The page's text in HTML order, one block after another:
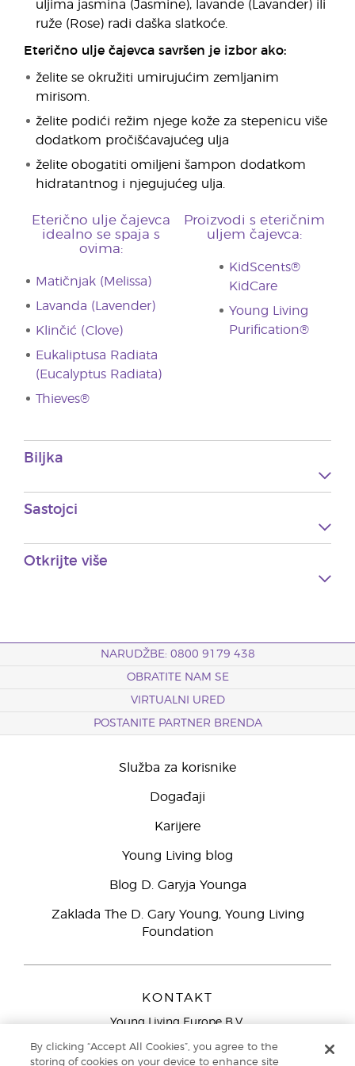
uljima jasmina (Jasmine), lavande (Lavander) ili
ruže (Rose) radi daška slatkoće.
Eterično ulje čajevca savršen je izbor ako:
želite se okružiti umirujućim zemljanim
mirisom.
želite podići režim njege kože za stepenicu više
dodatkom pročišćavajućeg ulja
želite obogatiti omiljeni šampon dodatkom
hidratantnog i njegujućeg ulja.
Eterično ulje čajevca
idealno se spaja s
ovima:
Matičnjak (Melissa)
Lavanda (Lavender)
Klinčić (Clove)
Eukaliptusa Radiata
(Eucalyptus Radiata)
Thieves®
Proizvodi s eteričnim
uljem čajevca:
KidScents®
KidCare
Young Living
Purification®
Biljka
Sastojci
Otkrijte više
NARUDŽBE: 0800 9179 438
OBRATITE NAM SE
VIRTUALNI URED
POSTANITE PARTNER BRENDA
Služba za korisnike
Događaji
Karijere
Young Living blog
Blog D. Garyja Younga
Zaklada The D. Gary Young, Young Living
Foundation
KONTAKT
Young Living Europe B.V.
9727 AJ Groningen
By clicking “Accept All Cookies”, you agree to the
storing of cookies on your device to enhance site